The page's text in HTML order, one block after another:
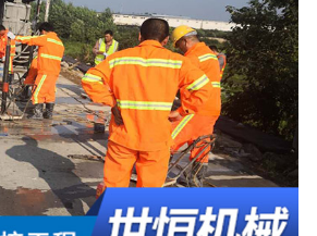
湖北灌浆工程施工
湖北沥青注浆施工
湖北桥梁喷淋养生
湖北桥梁涨拉施工